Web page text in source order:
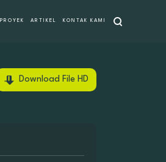
PROYEK ARTIKEL KONTAK KAMI
Download File HD